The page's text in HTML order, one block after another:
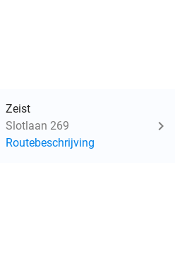
Zeist
Slotlaan 269
Routebeschrijving